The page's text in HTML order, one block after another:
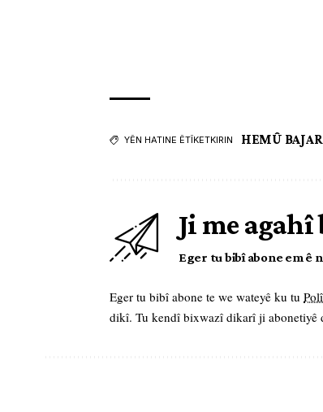
YÊN HATINE ÊTÎKETKIRIN HEMÛ BAJAR
Ji me
Eger tu bibî abone em ê
Eger tu bibî abone te we wateyê ku tu
dikî. Tu kendî bixwazî dikarî ji abonetiyê